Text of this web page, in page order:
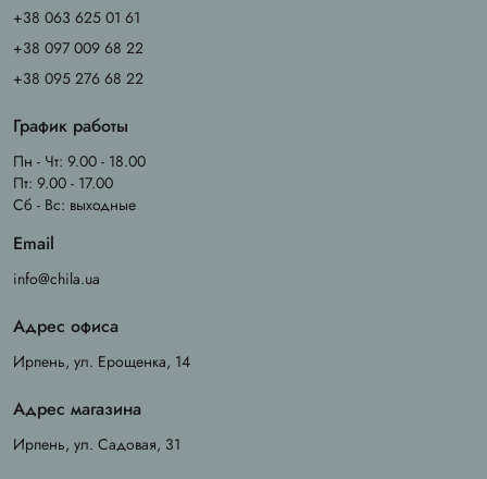
+38 063 625 01 61
+38 097 009 68 22
+38 095 276 68 22
График работы
Пн - Чт: 9.00 - 18.00
Пт: 9.00 - 17.00
Сб - Вс: выходные
Email
info@chila.ua
Адрес офиса
Ирпень, ул. Ерощенка, 14
Адрес магазина
Ирпень, ул. Садовая, 31